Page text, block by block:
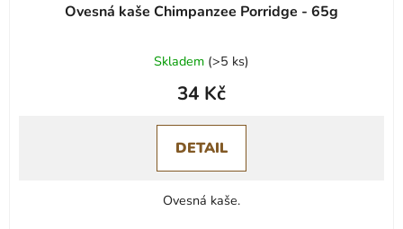
Ovesná kaše Chimpanzee Porridge - 65g
Skladem (>5 ks)
34 Kč
DETAIL
Ovesná kaše.